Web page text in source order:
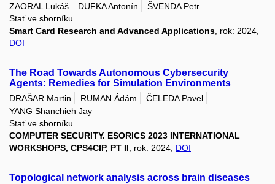
ZAORAL Lukáš DUFKA Antonín
ŠVENDA Petr
Stať ve sborníku
Smart Card Research and Advanced Applications , rok: 2024,
DOI
The Road Towards Autonomous Cybersecurity
Agents: Remedies for Simulation Environments
DRAŠAR Martin RUMAN Ádám
ČELEDA Pavel
YANG Shanchieh Jay
Stať ve sborníku
COMPUTER SECURITY. ESORICS 2023 INTERNATIONAL
WORKSHOPS, CPS4CIP, PT II , rok: 2024, DOI
Topological network analysis across brain diseases